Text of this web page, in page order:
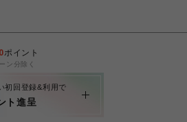
0ポイント
ン分除く
初回登録&利用で
ト進呈